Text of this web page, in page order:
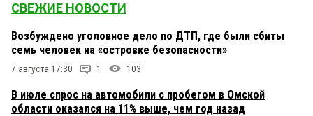
СВЕЖИЕ НОВОСТИ
Возбуждено уголовное дело по ДТП, где были сбиты
семь человек на «островке безопасности»
7 августа 17:30 1 103
В июле спрос на автомобили с пробегом в Омской
области оказался на 11% выше, чем год назад